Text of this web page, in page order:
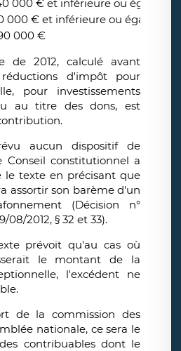
000 € et inférieure ou égale à 7
000 € et inférieure ou égale à
000 €
de 2012, calculé avant
d'impôt pour
pour investissements
au titre des dons, est
aucun dispositif de
Conseil constitutionnel a
le texte en précisant que
assortir son barème d'un
(Décision n°
08/2012, § 32 et 33).
prévoit qu'au cas où
le montant de la
l'excédent ne
de la commission des
nationale, ce sera le
contribuables dont le